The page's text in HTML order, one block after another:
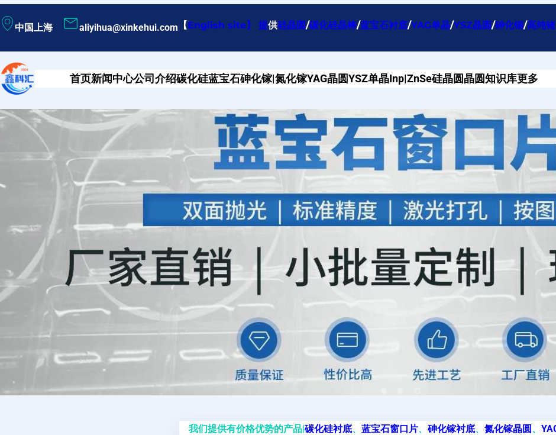
至
容
中国上海 aliyihua@xinkehui.com 【English site】 提供硅晶圆/碳化硅晶棒/蓝宝石衬底/YAG单晶/YSZ晶圆/砷化铟/高纯
首页新闻中心公司介绍碳化硅蓝宝石砷化镓|氮化镓YAG晶圆YSZ单晶Inp|ZnSe硅晶圆晶圆知识库更多
我们提供有价格优势的产品|碳化硅衬底、 蓝宝石窗口片、 砷化镓衬底、 氮化镓晶圆、